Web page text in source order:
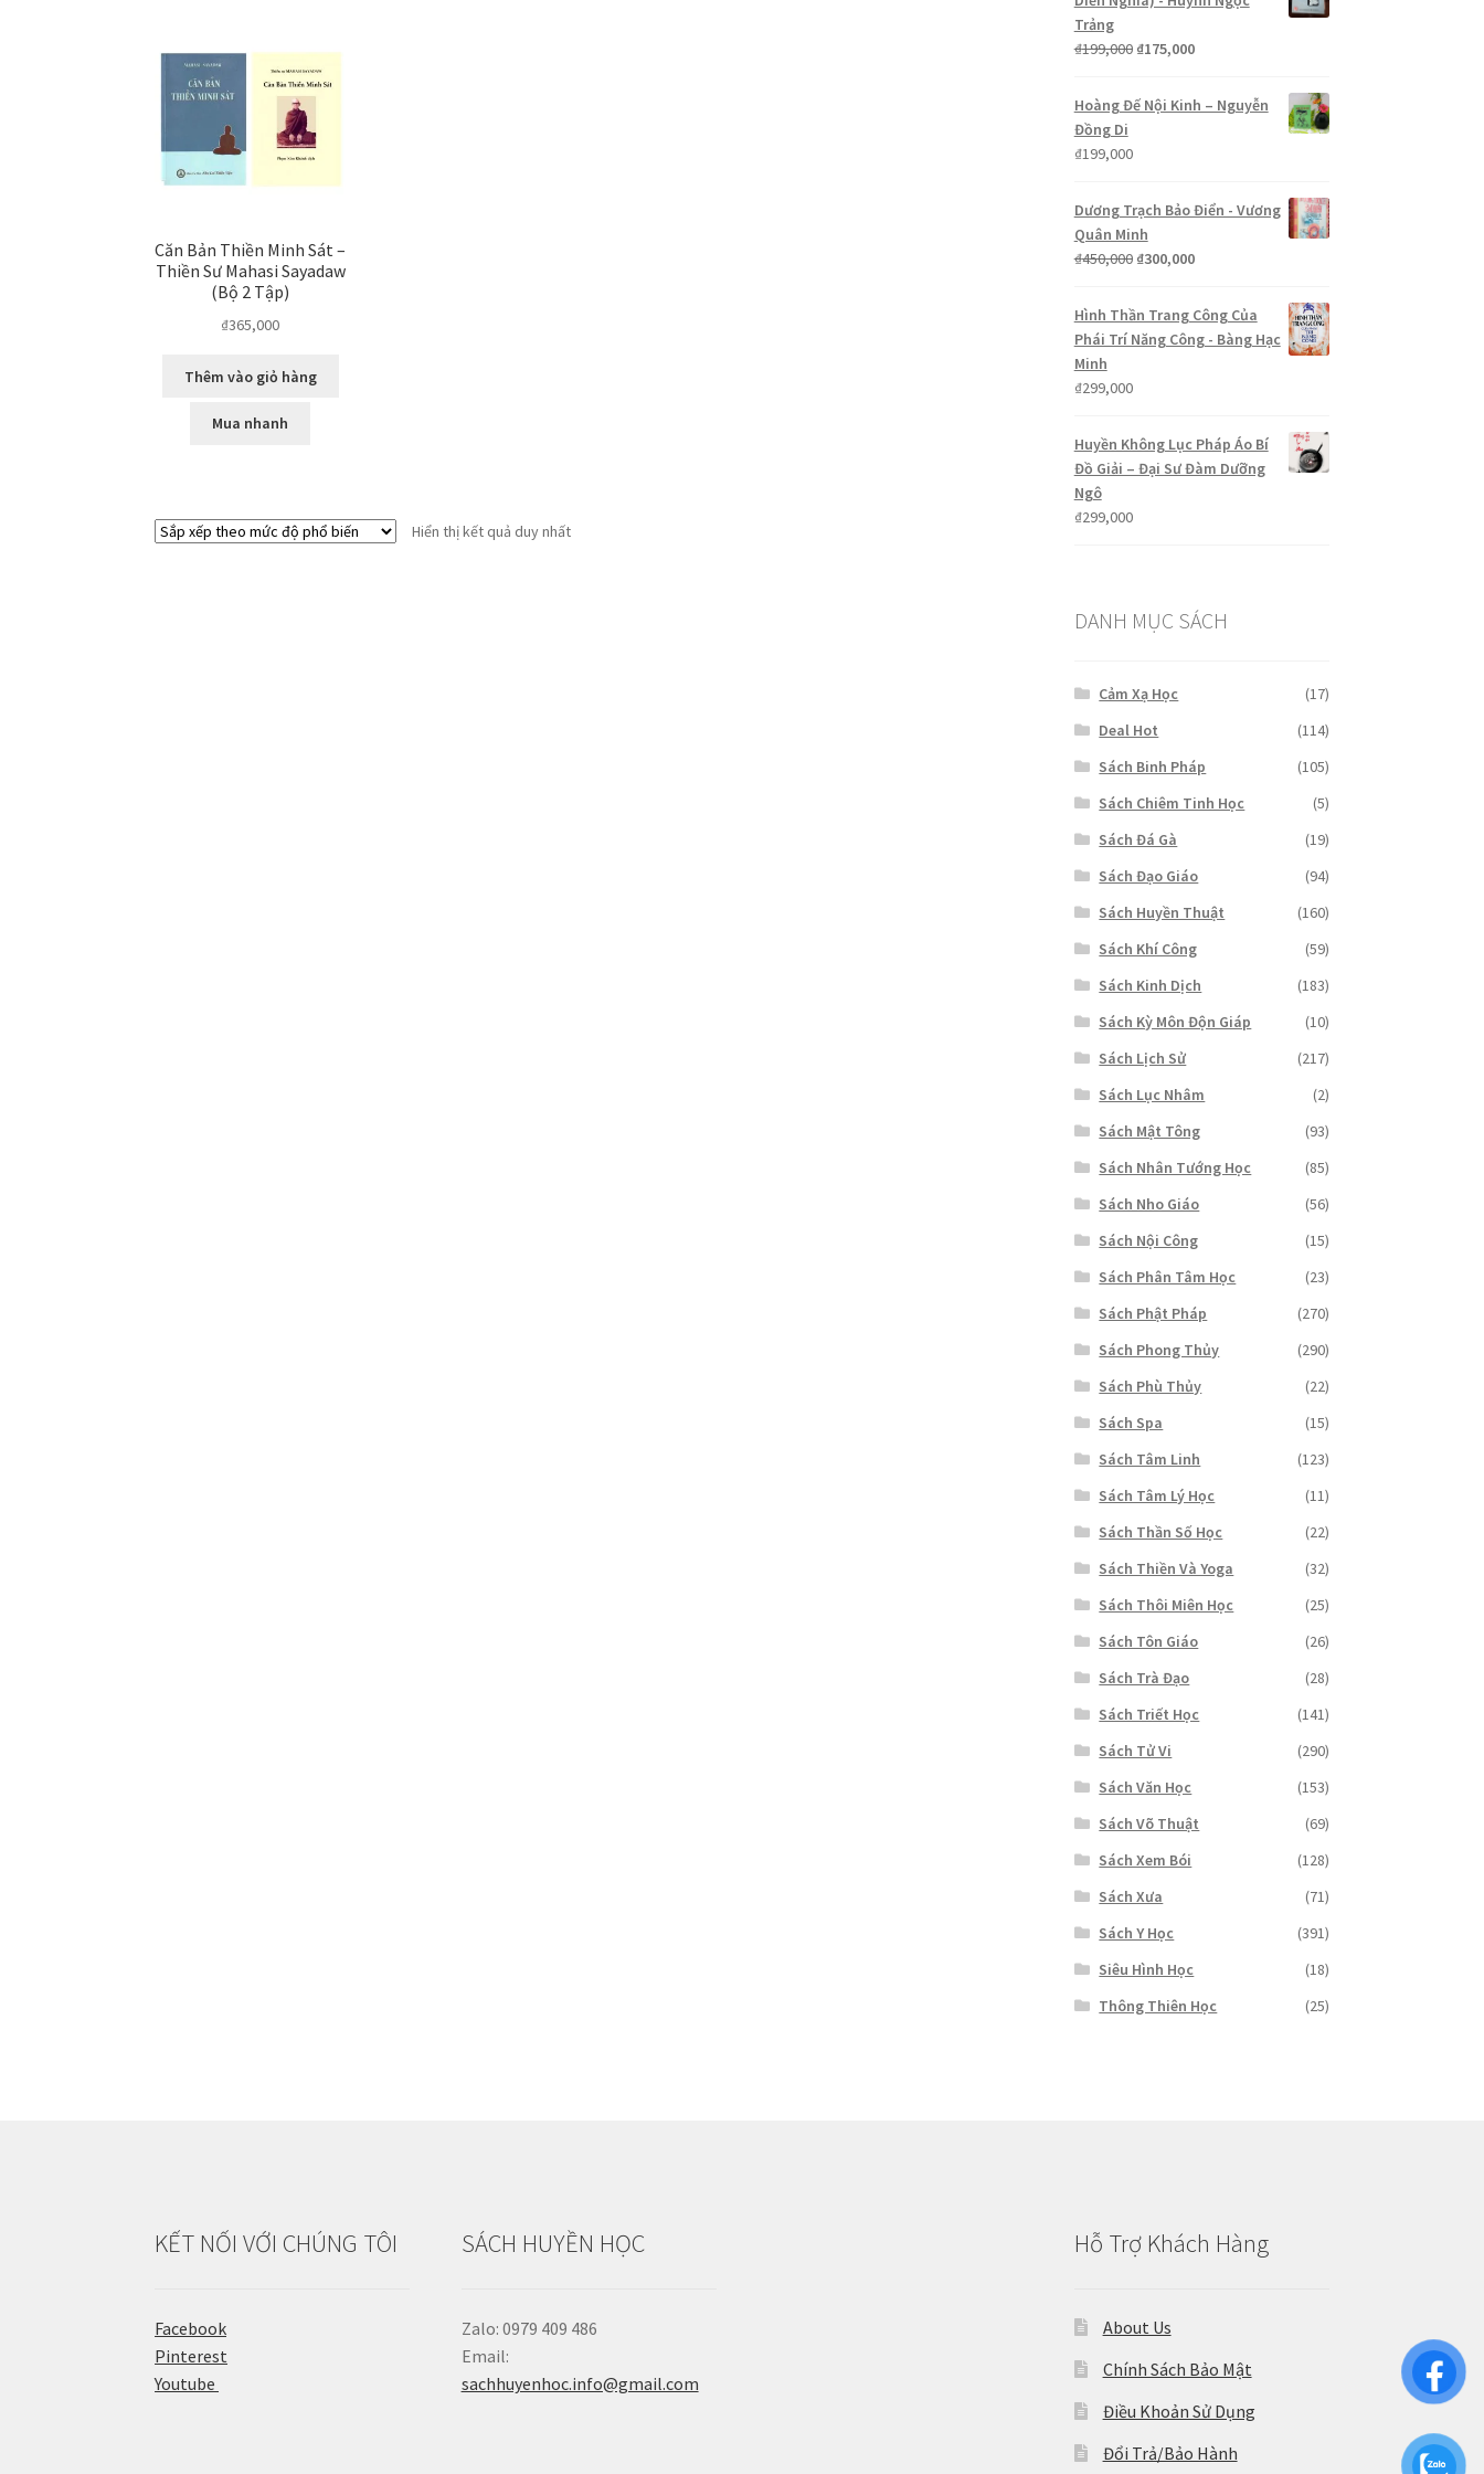
Căn Bản Thiền Minh Sát –
Thiền Sư Mahasi Sayadaw
(Bộ 2 Tập)
₫365,000
Thêm vào giỏ hàng
Mua nhanh
Hiển thị kết quả duy nhất
Trảng
₫199,000 Giá
là:
₫175,000Giá
tại
Hoàng Đế Nội Kinh – Nguyễn
Đồng Di
₫199,000
Dương Trạch Bảo Điển - Vương
Quân Minh
₫450,000 Giá
là:
₫450,000.
₫300,000Giá
tại
Hình Thần Trang Công Của
Phái Trí Năng Công - Bàng Hạc
Minh
₫299,000
Huyền Không Lục Pháp Áo Bí
Đồ Giải – Đại Sư Đàm Dưỡng
Ngô
₫299,000
DANH MỤC SÁCH
Cảm Xạ Học
(17)
Deal Hot
(114)
Sách Binh Pháp
(105)
Sách Chiêm Tinh Học
(5)
Sách Đá Gà
(19)
Sách Đạo Giáo
(94)
Sách Huyền Thuật
(160)
Sách Khí Công
(59)
Sách Kinh Dịch
(183)
Sách Kỳ Môn Độn Giáp
(10)
Sách Lịch Sử
(217)
Sách Lục Nhâm
(2)
Sách Mật Tông
(93)
Sách Nhân Tướng Học
(85)
Sách Nho Giáo
(56)
Sách Nội Công
(15)
Sách Phân Tâm Học
(23)
Sách Phật Pháp
(270)
Sách Phong Thủy
(290)
Sách Phù Thủy
(22)
Sách Spa
(15)
Sách Tâm Linh
(123)
Sách Tâm Lý Học
(11)
Sách Thần Số Học
(22)
Sách Thiền Và Yoga
(32)
Sách Thôi Miên Học
(25)
Sách Tôn Giáo
(26)
Sách Trà Đạo
(28)
Sách Triết Học
(141)
Sách Tử Vi
(290)
Sách Văn Học
(153)
Sách Võ Thuật
(69)
Sách Xem Bói
(128)
Sách Xưa
(71)
Sách Y Học
(391)
Siêu Hình Học
(18)
Thông Thiên Học
(25)
KẾT NỐI VỚI CHÚNG TÔI
Facebook
Pinterest
Youtube
SÁCH HUYỀN HỌC
Zalo: 0979 409 486
Email:
sachhuyenhoc.info@gmail.com
Hỗ Trợ Khách Hàng
About Us
Chính Sách Bảo Mật
Điều Khoản Sử Dụng
Đổi Trả/Bảo Hành